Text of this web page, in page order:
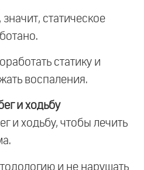
статическое
статику и
воспаления.
и ходьбу
и ходьбу, чтобы лечить
и не нарушать